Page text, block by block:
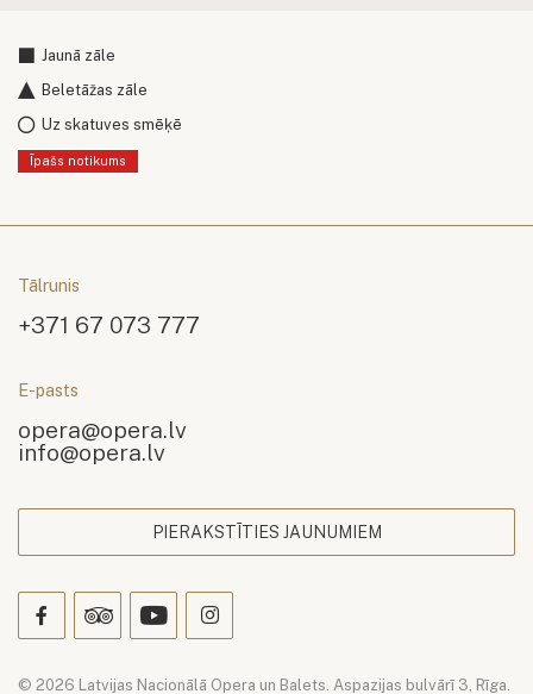
Jaunā zāle
Beletāžas zāle
Uz skatuves smēķē
Īpašs notikums
Tālrunis
+371 67 073 777
E-pasts
opera@opera.lv
info@opera.lv
PIERAKSTĪTIES JAUNUMIEM
© 2026 Latvijas Nacionālā Opera un Balets. Aspazijas bulvārī 3, Rīga.